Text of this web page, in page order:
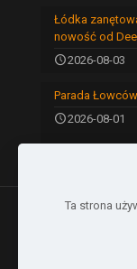
Łódka
nowość od
2026-08-03
Parada
2026-08-01
Ta strona